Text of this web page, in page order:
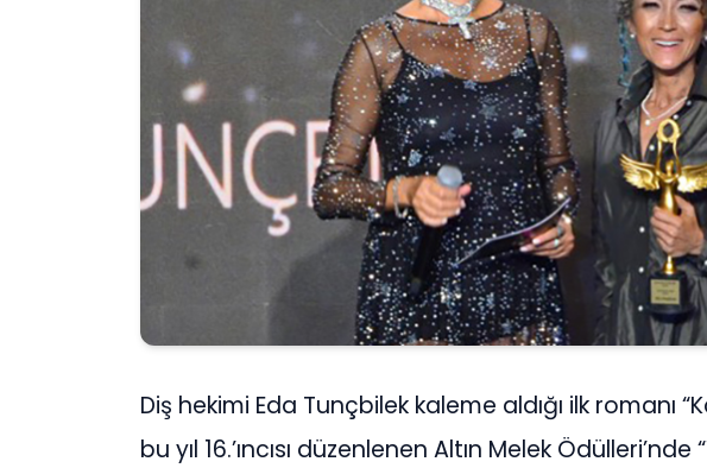
Diş hekimi Eda Tunçbilek kaleme aldığı ilk romanı
bu yıl 16.’ıncısı düzenlenen Altın Melek Ödülleri’nde